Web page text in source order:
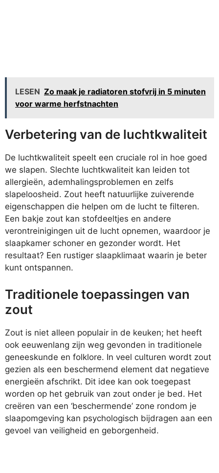
LESEN Zo maak je radiatoren stofvrij in 5 minuten
voor warme herfstnachten
Verbetering van de luchtkwaliteit
De luchtkwaliteit speelt een cruciale rol in hoe goed
we slapen. Slechte luchtkwaliteit kan leiden tot
allergieën, ademhalingsproblemen en zelfs
slapeloosheid. Zout heeft natuurlijke zuiverende
eigenschappen die helpen om de lucht te filteren.
Een bakje zout kan stofdeeltjes en andere
verontreinigingen uit de lucht opnemen, waardoor je
slaapkamer schoner en gezonder wordt. Het
resultaat? Een rustiger slaapklimaat waarin je beter
kunt ontspannen.
Traditionele toepassingen van
zout
Zout is niet alleen populair in de keuken; het heeft
ook eeuwenlang zijn weg gevonden in traditionele
geneeskunde en folklore. In veel culturen wordt zout
gezien als een beschermend element dat negatieve
energieën afschrikt. Dit idee kan ook toegepast
worden op het gebruik van zout onder je bed. Het
creëren van een ‘beschermende’ zone rondom je
slaapomgeving kan psychologisch bijdragen aan een
gevoel van veiligheid en geborgenheid.